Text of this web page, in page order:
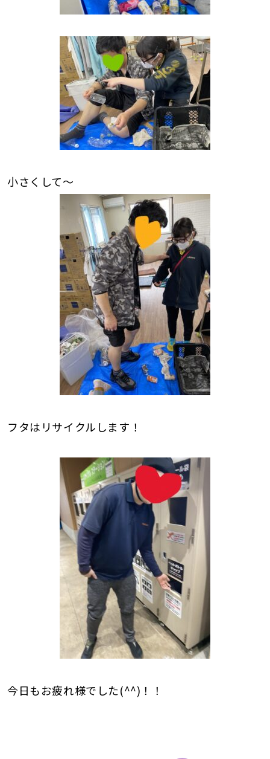
小さくして～
フタはリサイクルします！
今日もお疲れ様でした(^^)！！